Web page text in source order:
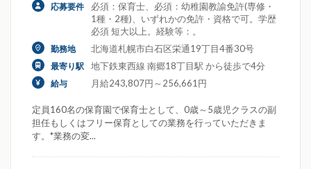
応募要件
必須：保育士、必須：幼稚園教諭免許(専修・
1種・2種)、いずれかの免許・資格で可。学歴
必須 短大以上。経験等：。
勤務地 北海道札幌市白石区栄通19丁目4番30号
最寄り駅 地下鉄東西線 南郷18丁目駅 から徒歩で4分
給与 月給243,807円～256,661円
定員160名の保育園で保育士として、0歳～5歳児クラスの副
担任もしくはフリー保育としての業務を行っていただきま
す。*業務の変...